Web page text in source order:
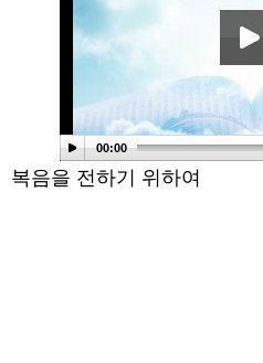
00:00
복음을 전하기 위하여